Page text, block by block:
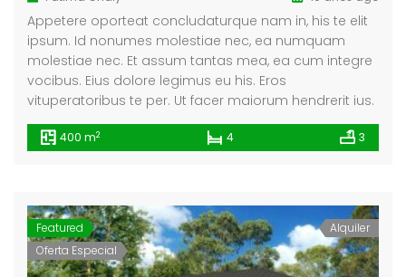
Appetere oporteat concludaturque nam in, his te elit
ipsum. Id nonumes molestiae nec, ea numquam
molestiae nec. Et assum tantas mea, ea cum integre
vocibus. Eius dolore legimus eu his. Eros
vituperatoribus te per. Ut facer maiorum hendrerit ius.
400 m2 4 3
Featured
Oferta Especial
Alquiler